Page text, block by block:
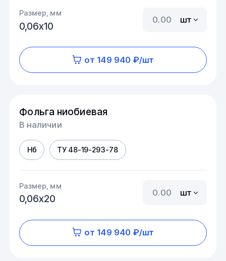
Размер, мм
0,06х10
шт
от 149 940 ₽/шт
Фольга ниобиевая
В наличии
Нб ТУ 48-19-293-78
Размер, мм
0,06х20
шт
от 149 940 ₽/шт